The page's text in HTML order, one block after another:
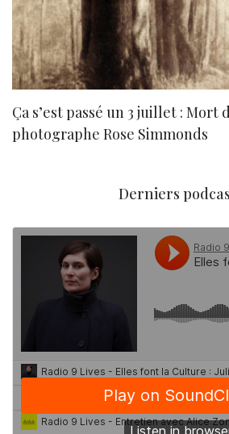
Ça s’est passé un 3 juillet : Mort
photographe Rose Simmonds
Derniers